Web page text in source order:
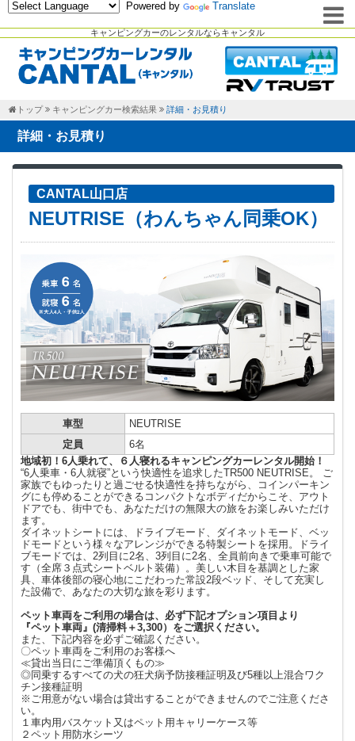
キャンピングカーのレンタルならキャンタル
Powered by Translate
トップ キャンピングカー検索結果 詳細・お見積り
詳細・お見積り
CANTAL山口店
NEUTRISE（わんちゃん同乗OK）
車型
NEUTRISE
定員
6名
地域初！6人乗れて、６人寝れるキャンピングカーレンタル開始！
“6人乗車・6人就寝”という快適性を追求したTR500 NEUTRISE。 ご
家族でもゆったりと過ごせる快適性を持ちながら、コインパーキン
グにも停めることができるコンパクトなボディだからこそ、アウト
ドアでも、街中でも、あなただけの無限大の旅をお楽しみいただけ
ます。
ダイネットシートには、ドライブモード、ダイネットモード、ベッ
ドモードという様々なアレンジができる特製シートを採用。ドライ
ブモードでは、2列目に2名、3列目に2名、全員前向きで乗車可能で
す（全席３点式シートベルト装備）。美しい木目を基調とした家
具、車体後部の寝心地にこだわった常設2段ベッド、そして充実し
た設備で、あなたの大切な旅を彩ります。
ペット車両をご利用の場合は、必ず下記オプション項目より
『ペット車両』(清掃料＋3,300）をご選択ください。
また、下記内容を必ずご確認ください。
〇ペット車両をご利用のお客様へ
≪貸出当日にご準備頂くもの≫
◎同乗するすべての犬の狂犬病予防接種証明及び5種以上混合ワク
チン接種証明
※ご用意がない場合は貸出することができませんのでご注意くださ
い。
１車内用バスケット又はペット用キャリーケース等
２ペット用防水シーツ